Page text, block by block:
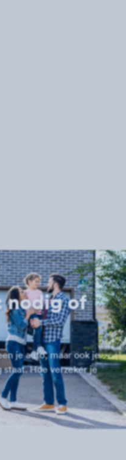
nodig of
je auto, maar ook je
Hoe verzeker je